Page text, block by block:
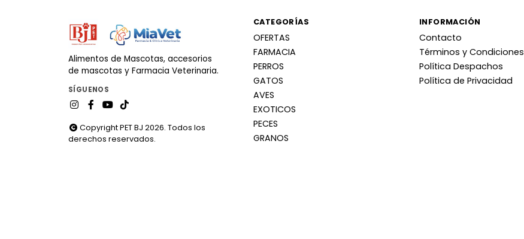
Alimentos de Mascotas, accesorios
de mascotas y Farmacia Veterinaria.
SÍGUENOS
Copyright PET BJ 2026. Todos los
derechos reservados.
CATEGORÍAS
OFERTAS
FARMACIA
PERROS
GATOS
AVES
EXOTICOS
PECES
GRANOS
INFORMACIÓN
Contacto
Términos y Condiciones
Política Despachos
Política de Privacidad